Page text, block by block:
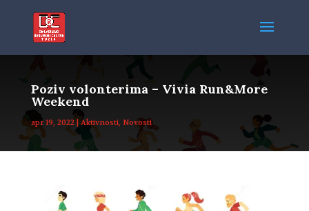
Poziv volonterima – Vivia Run&More
Weekend
apr 19, 2022|Aktivnosti, Novosti